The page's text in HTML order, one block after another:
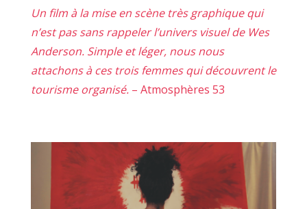
Un film à la mise en scène très graphique qui
n’est pas sans rappeler l’univers visuel de Wes
Anderson. Simple et léger, nous nous
attachons à ces trois femmes qui découvrent le
tourisme organisé. – Atmosphères 53